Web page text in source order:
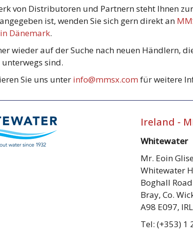
von Distributoren und Partnern steht Ihnen
ist, wenden Sie sich gern direkt an
Dänemark.
wieder auf der Suche nach neuen Händlern,
sind.
Sie uns unter info@mmsx.com für weitere
Ireland -
Whitewater
Mr. Eoin
Whitewater
Boghall Road
Bray, Co.
A98 E097, IRL
Tel: (+353) 1